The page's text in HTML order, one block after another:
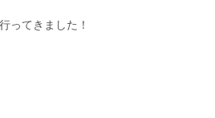
ってきました！